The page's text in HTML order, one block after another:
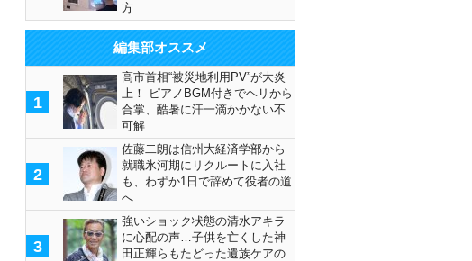
方
編集部オススメ
1
高市首相“被災地利用PV”が大炎
上！ ピアノBGM付きでヘリから
合掌、酷暑に汗一滴かかない不
可解
2
佐藤二朗は信州大経済学部から
就職氷河期にリクルートに入社
も、わずか1日で辞めて役者の道
へ
3
強いショック状態の清水アキラ
に心配の声…子供を亡くした神
田正輝らもたどった遺族ケアの